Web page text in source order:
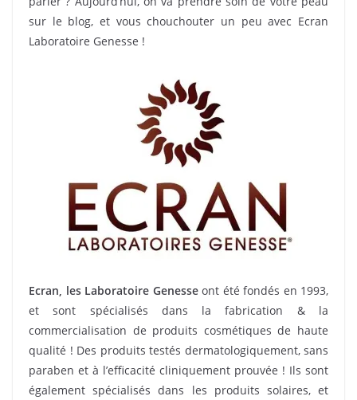
sur le blog, et vous chouchouter un peu avec Ecran
Laboratoire Genesse !
Ecran, les Laboratoire Genesseont été fondés en 1993,
et sont spécialisés dans la fabrication & la
commercialisation de produits cosmétiques de haute
qualité ! Des produits testés dermatologiquement, sans
paraben et à l’efficacité cliniquement prouvée ! Ils sont
également spécialisés dans les produits solaires, et